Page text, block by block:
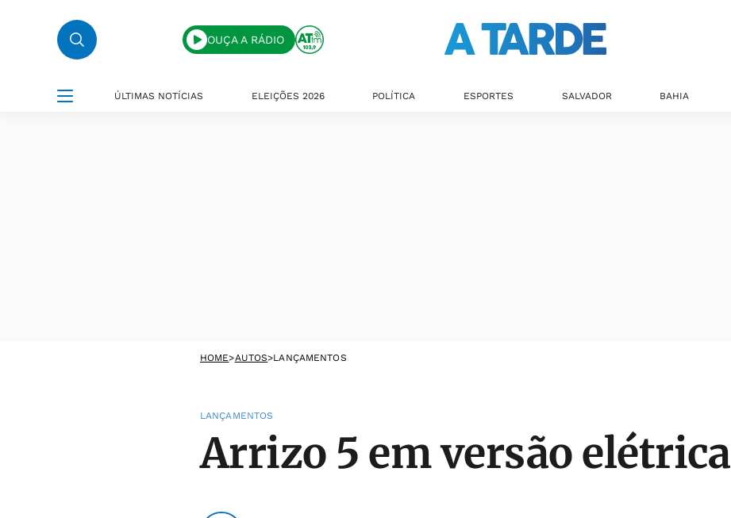
OUÇA A RÁDIO
ÚLTIMAS NOTÍCIAS ELEIÇÕES 2026 POLÍTICA ESPORTES SALVADOR BAHIA
HOME>AUTOS>LANÇAMENTOS
LANÇAMENTOS
Arrizo 5 em versão elétrica